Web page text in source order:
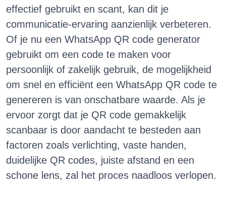
effectief gebruikt en scant, kan dit je
communicatie-ervaring aanzienlijk verbeteren.
Of je nu een WhatsApp QR code generator
gebruikt om een code te maken voor
persoonlijk of zakelijk gebruik, de mogelijkheid
om snel en efficiënt een WhatsApp QR code te
genereren is van onschatbare waarde. Als je
ervoor zorgt dat je QR code gemakkelijk
scanbaar is door aandacht te besteden aan
factoren zoals verlichting, vaste handen,
duidelijke QR codes, juiste afstand en een
schone lens, zal het proces naadloos verlopen.